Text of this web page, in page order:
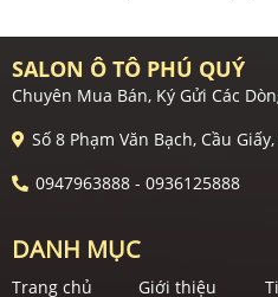
SALON Ô TÔ PHÚ QUÝ
Chuyên Mua Bán, Ký Gửi Các
Số 8 Phạm Văn Bạch, Cầu
0947963888 - 0936125888
DANH MỤC
Trang chủ Giới thiệu